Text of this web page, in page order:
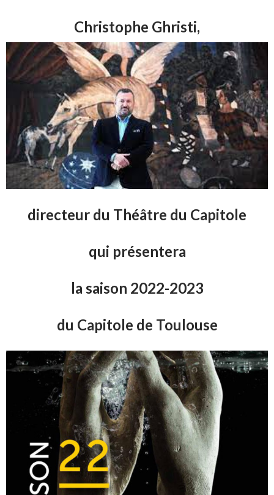
Christophe Ghristi,
directeur du Théâtre du Capitole
qui présentera
la saison 2022-2023
du Capitole de Toulouse